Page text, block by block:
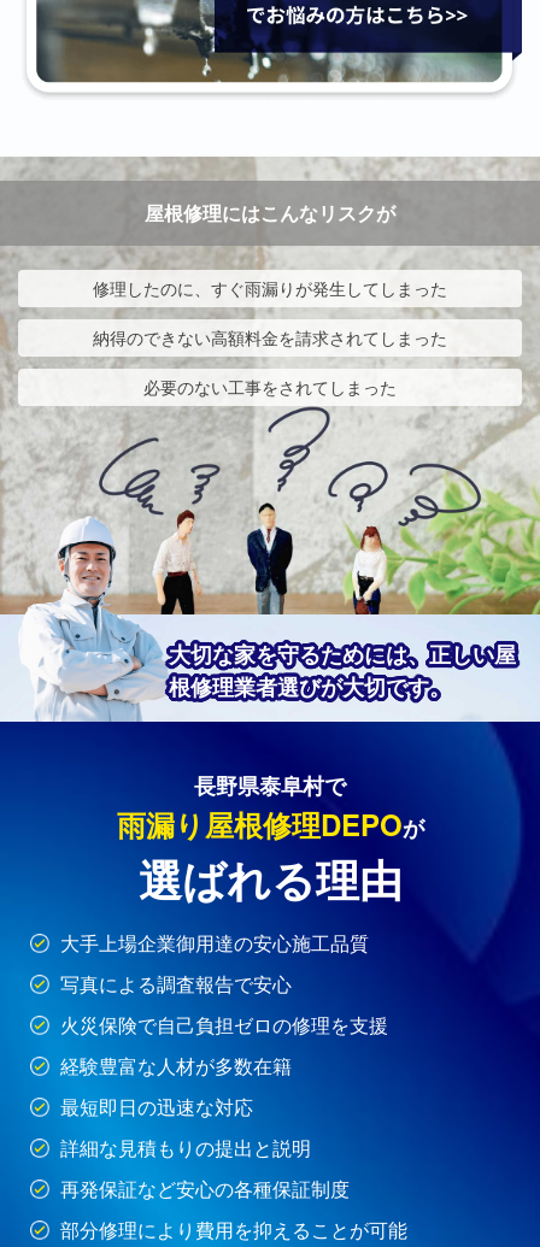
屋根修理にはこんなリスクが
修理したのに、すぐ雨漏りが発生してしまった
納得のできない高額料金を請求されてしまった
必要のない工事をされてしまった
大切な家を守るためには、正しい屋
根修理業者選びが大切です。
長野県泰阜村で
雨漏り屋根修理DEPOが
選ばれる理由
大手上場企業御用達の安心施工品質
写真による調査報告で安心
火災保険で自己負担ゼロの修理を支援
経験豊富な人材が多数在籍
最短即日の迅速な対応
詳細な見積もりの提出と説明
再発保証など安心の各種保証制度
部分修理により費用を抑えることが可能